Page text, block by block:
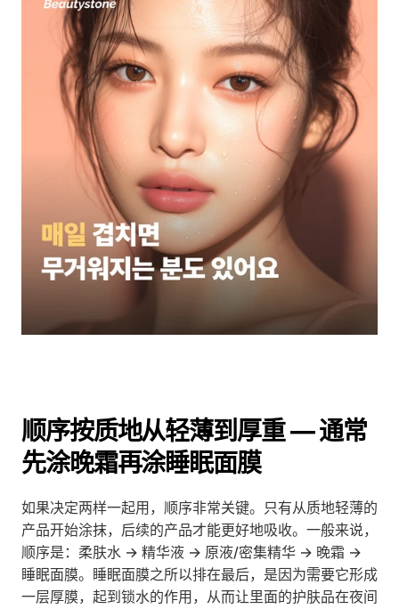
顺序按质地从轻薄到厚重 — 通常
先涂晚霜再涂睡眠面膜
如果决定两样一起用，顺序非常关键。只有从质地轻薄的
产品开始涂抹，后续的产品才能更好地吸收。一般来说，
顺序是：柔肤水 → 精华液 → 原液/密集精华 → 晚霜 →
睡眠面膜。睡眠面膜之所以排在最后，是因为需要它形成
一层厚膜，起到锁水的作用，从而让里面的护肤品在夜间